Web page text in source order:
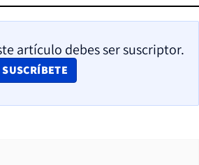
artículo debes ser suscriptor.
SUSCRÍBETE
OPENS IN NEW WINDOW